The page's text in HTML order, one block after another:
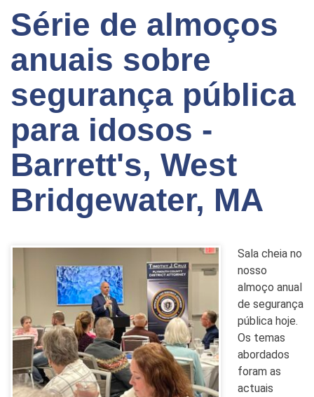
Série de almoços
anuais sobre
segurança pública
para idosos -
Barrett's, West
Bridgewater, MA
Sala cheia no
nosso
almoço anual
de segurança
pública hoje.
Os temas
abordados
foram as
actuais